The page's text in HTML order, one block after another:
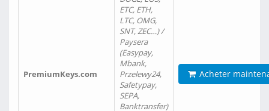
PremiumKeys.com
ETC, ETH,
LTC, OMG,
SNT, ZEC…) /
Paysera
(Easypay,
Mbank,
Przelewy24,
Safetypay,
SEPA,
Banktransfer)
Acheter